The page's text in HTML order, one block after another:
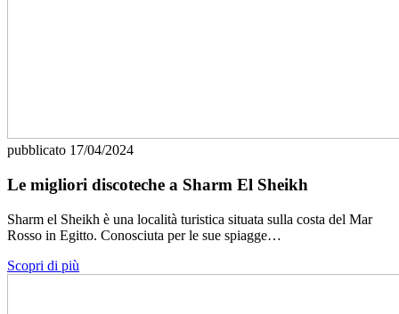
pubblicato 17/04/2024
Le migliori discoteche a Sharm El Sheikh
Sharm el Sheikh è una località turistica situata sulla costa del Mar
Rosso in Egitto. Conosciuta per le sue spiagge…
Scopri di più